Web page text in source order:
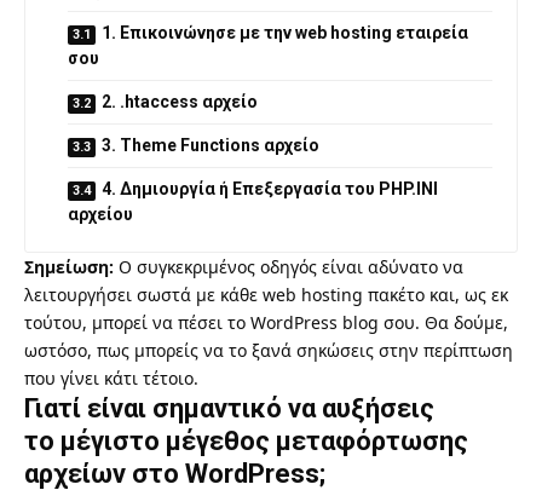
1. Επικοινώνησε με την web hosting εταιρεία
σου
2. .htaccess αρχείο
3. Theme Functions αρχείο
4. Δημιουργία ή Επεξεργασία του PHP.INI
αρχείου
Σημείωση: Ο συγκεκριμένος οδηγός είναι αδύνατο να
λειτουργήσει σωστά με κάθε web hosting πακέτο και, ως εκ
τούτου, μπορεί να πέσει το WordPress blog σου. Θα δούμε,
ωστόσο, πως μπορείς να το ξανά σηκώσεις στην περίπτωση
που γίνει κάτι τέτοιο.
Γιατί είναι σημαντικό να αυξήσεις
το μέγιστο μέγεθος μεταφόρτωσης
αρχείων στο WordPress;